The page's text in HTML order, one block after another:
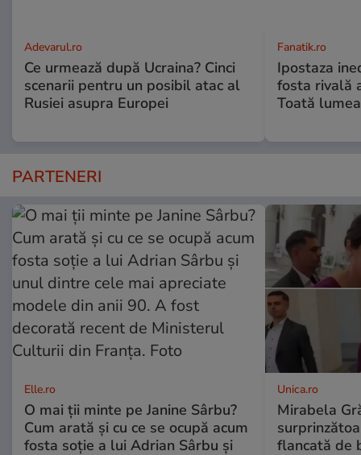
Adevarul.ro
Ce urmează după Ucraina? Cinci
scenarii pentru un posibil atac al
Rusiei asupra Europei
Fanatik.ro
Ipostaza
fosta rivală
Toată
PARTENERI
Elle.ro
O mai ții minte pe Janine Sârbu?
Cum arată și cu ce se ocupă acum
fosta soție a lui Adrian Sârbu și
Unica.ro
Mirabela
flancată de